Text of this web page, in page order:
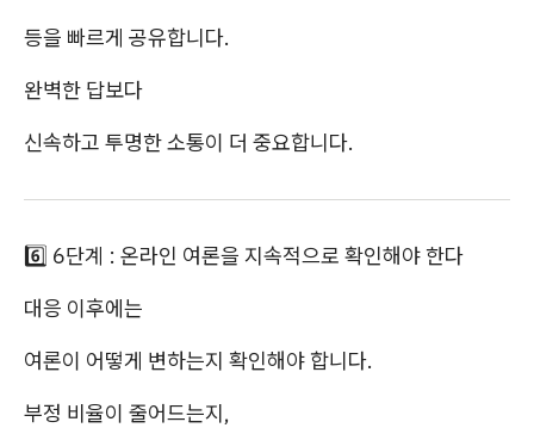
등을 빠르게 공유합니다.
완벽한 답보다
신속하고 투명한 소통이 더 중요합니다.
6️⃣ 6단계 : 온라인 여론을 지속적으로 확인해야 한다
대응 이후에는
여론이 어떻게 변하는지 확인해야 합니다.
부정 비율이 줄어드는지,